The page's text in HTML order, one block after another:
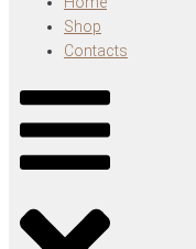
Shop
Contacts